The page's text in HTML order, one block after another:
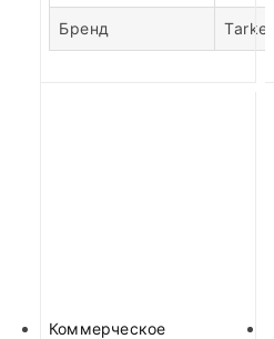
Бренд Tarkett
Коммерческое